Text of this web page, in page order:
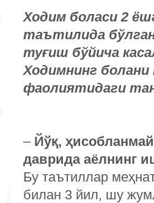
Ходим боласи 2
таътилида
туғиш бўйича
Ходимнинг
фаолиятидаги
– Йўқ,
даврида аёлнинг
Бу таътиллар
билан 3 йил, шу